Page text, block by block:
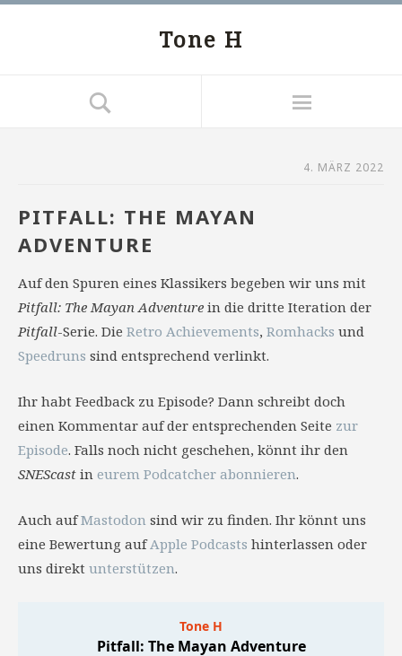
Tone H
4. MÄRZ 2022
PITFALL: THE MAYAN
ADVENTURE
Auf den Spuren eines Klassikers begeben wir uns mit
Pitfall: The Mayan Adventure in die dritte Iteration der
Pitfall-Serie. Die Retro Achievements, Romhacks und
Speedruns sind entsprechend verlinkt.
Ihr habt Feedback zu Episode? Dann schreibt doch
einen Kommentar auf der entsprechenden Seite zur
Episode. Falls noch nicht geschehen, könnt ihr den
SNEScast in eurem Podcatcher abonnieren.
Auch aufMastodon sind wir zu finden. Ihr könnt uns
eine Bewertung aufApple Podcasts hinterlassen oder
uns direkt unterstützen.